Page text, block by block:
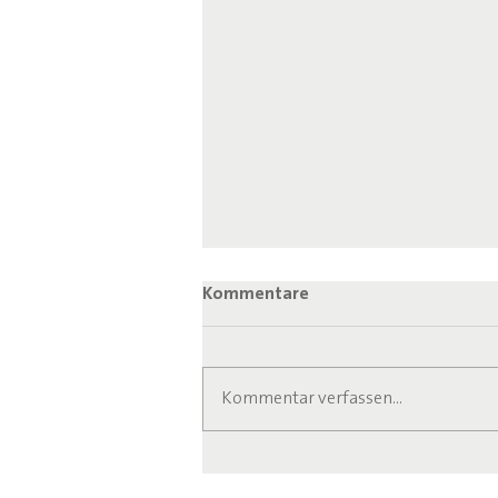
Kommentare
Kommentar verfassen...